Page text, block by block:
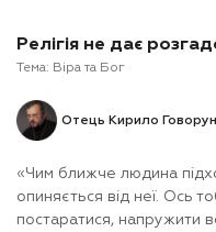
Релігія не дає
Тема: Віра та Бог
Отець Кирило Говорун
«Чим ближче людина
опиняється від неї. Ось
постаратися, напружити